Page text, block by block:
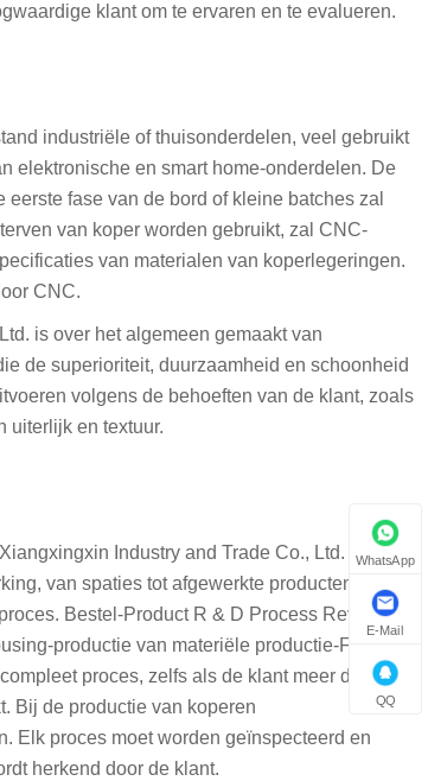
klant om te ervaren en te evalueren.
industriële of thuisonderdelen, veel gebruikt
elektronische en smart home-onderdelen. De
fase van de bord of kleine batches zal
van koper worden gebruikt, zal CNC-
van materialen van koperlegeringen.
CNC.
is over het algemeen gemaakt van
de superioriteit, duurzaamheid en schoonheid
volgens de behoeften van de klant, zoals
uiterlijk en textuur.
Industry and Trade Co., Ltd. Het
van spaties tot afgewerkte producten. Alle
Bestel-Product R & D Process Review-
productie van materiële productie-First
proces, zelfs als de klant meer dan een
Bij de productie van koperen
Elk proces moet worden geïnspecteerd en
herkend door de klant.
WhatsApp
E-Mail
QQ